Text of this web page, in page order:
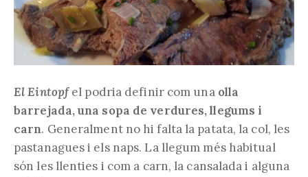
El Eintopf el podria definir com una olla
barrejada, una sopa de verdures, llegums i
carn. Generalment no hi falta la patata, la col, les
pastanagues i els naps. La llegum més habitual
són les llenties i com a carn, la cansalada i alguna